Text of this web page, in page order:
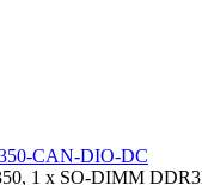
CAN-DIO-DC
1 х SO-DIMM